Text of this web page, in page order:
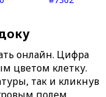
онлайн. Цифра
цветом клетку.
так и кликнув